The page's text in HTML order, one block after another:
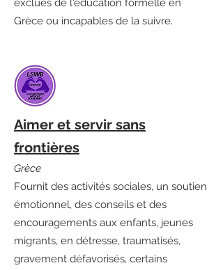
exclues de l'éducation formelle en
Grèce ou incapables de la suivre.
Aimer et servir sans
frontières
Grèce
Fournit des activités sociales, un soutien
émotionnel, des conseils et des
encouragements aux enfants, jeunes
migrants, en détresse, traumatisés,
gravement défavorisés, certains